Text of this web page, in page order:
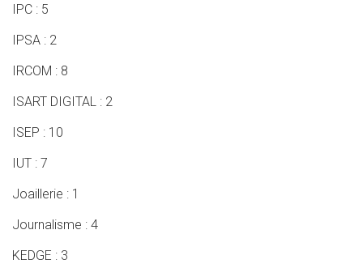
IPC : 5
IPSA : 2
IRCOM : 8
ISART DIGITAL : 2
ISEP : 10
IUT : 7
Joaillerie : 1
Journalisme : 4
KEDGE : 3